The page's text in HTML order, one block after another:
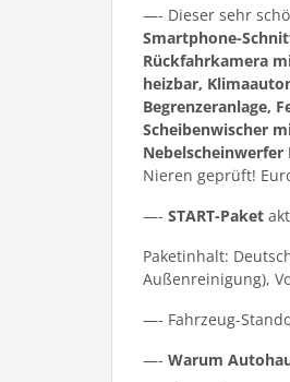
—- Dieser sehr
Smartphone-
Rückfahrkamera
heizbar,
Begrenzeranlage,
Scheibenwischer
Nebelscheinwerfer
Nieren geprüft!
—- START-Paket
Paketinhalt:
Außenreinigung),
—- Fahrzeug-
—- Warum